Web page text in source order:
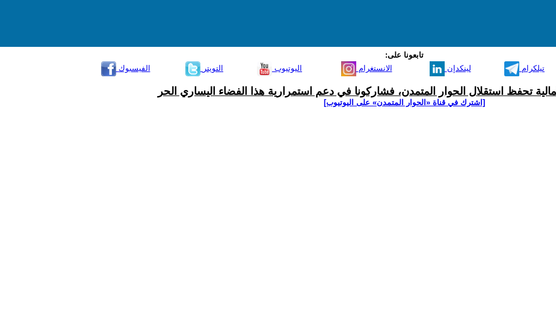
تابعونا على:
الفيسبوك
التويتر اليوتيوب الانستغرام لينكدإن تيلكرام
تحفظ استقلال الحوار المتمدن، فشاركونا في دعم استمرارية هذا الفضاء اليساري الحر
[اشترك في قناة ‫«الحوار المتمدن» على اليوتيوب]